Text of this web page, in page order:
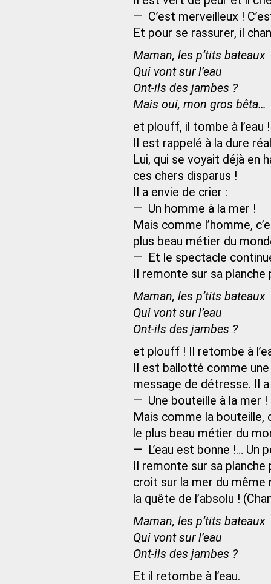
— C’est merveilleux !
Et pour se rassurer, il
Maman, les p’tits bateaux
Qui vont sur l’eau
Ont-ils des jambes ?
Mais oui, mon gros bêta…
et plouff, il tombe à l’eau !
Il est rappelé à la dure
Lui, qui se voyait déjà en
ces chers disparus !
Il a envie de crier :
— Un homme à la mer !
Mais comme l’homme,
plus beau métier du
— Et le spectacle
Il remonte sur sa
Maman, les p’tits bateaux
Qui vont sur l’eau
Ont-ils des jambes ?
et plouff ! Il retombe à
Il est ballotté comme
message de détresse. Il
— Une bouteille à la mer !
Mais comme la bouteille,
le plus beau métier du
— L’eau est bonne !… Un
Il remonte sur sa
croit sur la mer du même
la quête de l’absolu !
Maman, les p’tits bateaux
Qui vont sur l’eau
Ont-ils des jambes ?
Et il retombe à l’eau.